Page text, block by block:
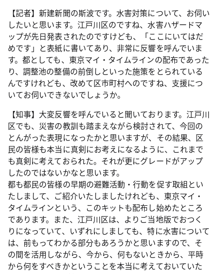
【記者】新建新聞の斯波です。水害対策について、お伺い
したいと思います。江戸川区のですね、水害ハザードマ
ップが先日発表されたのですけども、「ここにいてはだ
めです」と表紙に書いてあり、非常に反響を呼んでいま
す。都としても、東京マイ・タイムラインの配布であった
り、調整池の整備の前倒しといった施策をとられている
んですけれども、改めて区市町村へのですね、支援につ
いてお伺いできないでしょうか。
【知事】大変反響を呼んでいると聞いております。江戸川
区でも、災害の教訓も踏まえながら検討されて、今回の
とんがった表現になったかと思いますが、その結果、区
民の皆様も本当に真剣にお考えになるように、これまで
も真剣に考えておられた。それが更にグレードがアップ
したのではないかなと思います。
都も都民の皆様の早期の避難活動・行動を促す取組とい
たしまして、ご紹介いたしましたけれども、東京マイ・
タイムラインという、このキットも配布し始めたところ
であります。また、江戸川区は、よりご当地版でおつく
りになっていて、いずれにしましても、特に水害について
は、前もってわかる部分もあろうかと思いますので、そ
の間を活用しながら、今から、何もないときから、平時
から何をすべきかということを本当に考えておいていた